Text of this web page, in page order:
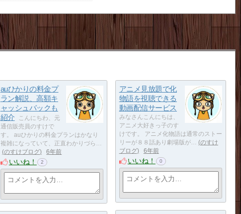
auひかりの料金プ
ラン解説、高額キ
ャッシュバックも
紹介
こんにちわ、元
通信販売員のすけで
す。 auひかりの料金プランはかなり
複雑になっていて、正直わかりづら…
のすけブログ
6年前
いいね！ 2
アニメ見放題で化
物語を視聴できる
動画配信サービス
みなさんこんにちは、
アニメ大好きっ子のす
けです。 アニメ化物語は通常のストー
リーが８８話あり劇場版が…
のすけ
ブログ
6年前
いいね！ 0